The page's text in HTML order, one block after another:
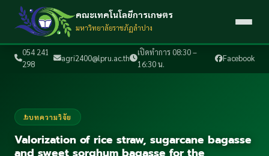
054 241
298
agri2400@lpru.ac.th
เปิดทำการ 08:30 –
16:30 น.
Facebook
คณะเทคโนโลยีการเกษตร
มหาวิทยาลัยราชภัฏลำปาง
บทความวิจัย
Valorization of rice straw, sugarcane bagasse